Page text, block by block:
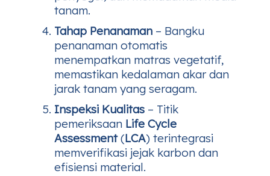
tanam.
Tahap Penanaman – Bangku
penanaman otomatis
menempatkan matras vegetatif,
memastikan kedalaman akar dan
jarak tanam yang seragam.
Inspeksi Kualitas – Titik
pemeriksaan Life Cycle
Assessment(LCA) terintegrasi
memverifikasi jejak karbon dan
efisiensi material.